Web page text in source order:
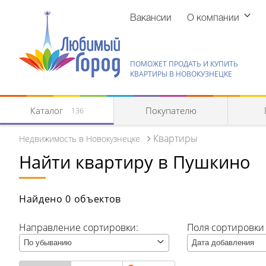
Вакансии О компании
ПОМОЖЕТ ПРОДАТЬ И КУПИТЬ
КВАРТИРЫ В НОВОКУЗНЕЦКЕ
Каталог 136 Покупателю
Недвижимость в Новокузнецке Квартиры
Квартиры
Абагур-Лесной
Найти квартиру в Пушкино
Найдено 0 объектов
Направление сортировки:
По убыванию
Поля сортировки
Дата добавления